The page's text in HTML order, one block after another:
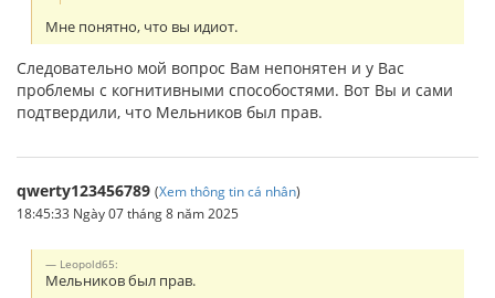
Мне понятно, что вы идиот.
Следовательно мой вопрос Вам непонятен и у Вас
проблемы с когнитивными способостями. Вот Вы и сами
подтвердили, что Мельников был прав.
qwerty123456789 (Xem thông tin cá nhân)
18:45:33 Ngày 07 tháng 8 năm 2025
Leopold65:
Мельников был прав.